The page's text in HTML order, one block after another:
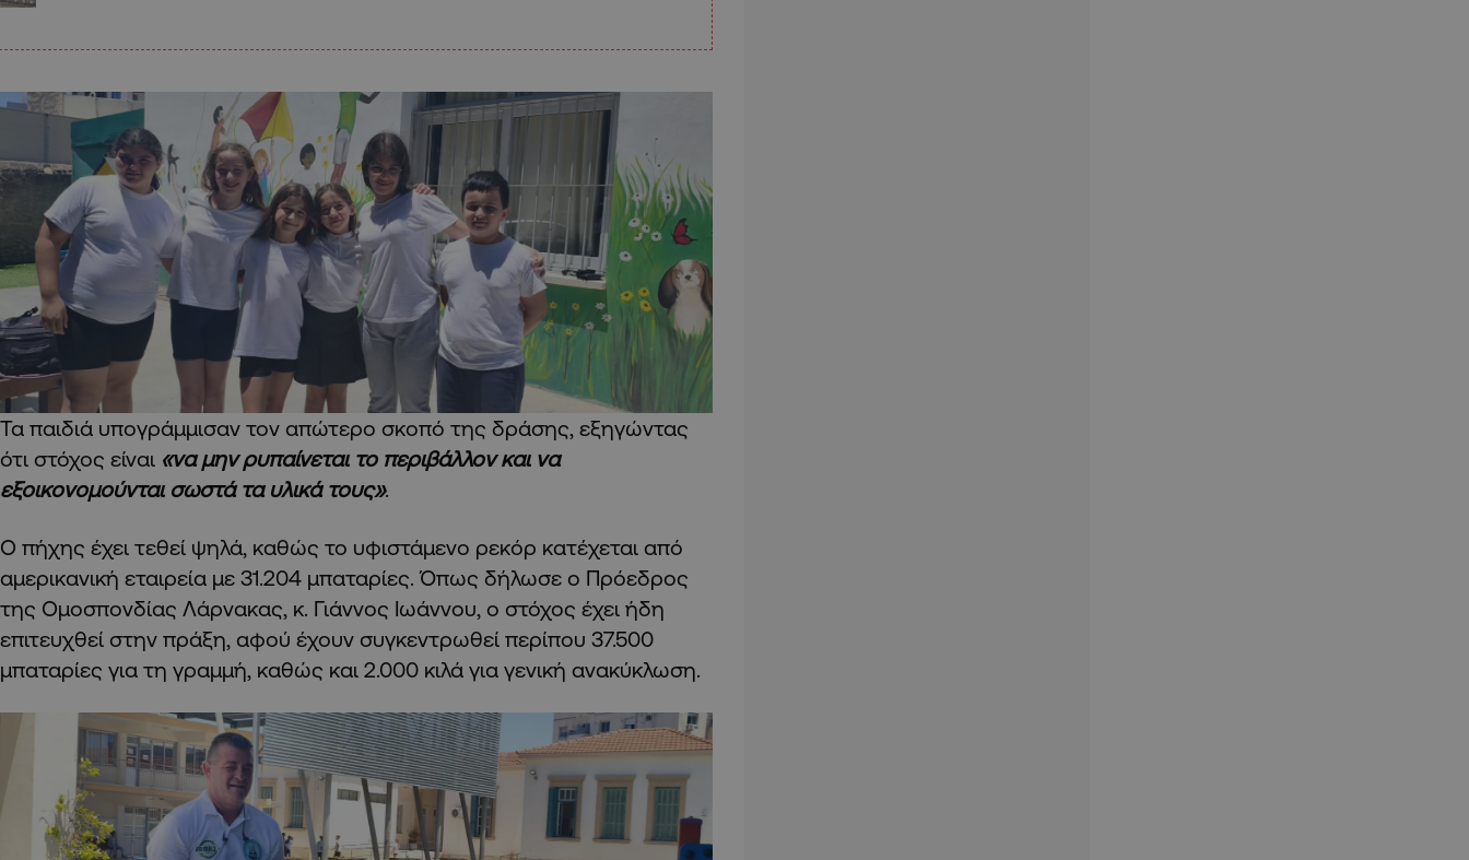
Τα παιδιά υπογράμμισαν τον απώτερο σκοπό της δράσης, εξηγώντας
ότι στόχος είναι «να μην ρυπαίνεται το περιβάλλον και να
εξοικονομούνται σωστά τα υλικά τους».
Ο πήχης έχει τεθεί ψηλά, καθώς το υφιστάμενο ρεκόρ κατέχεται από
αμερικανική εταιρεία με 31.204 μπαταρίες. Όπως δήλωσε ο Πρόεδρος
της Ομοσπονδίας Λάρνακας, κ. Γιάννος Ιωάννου, ο στόχος έχει ήδη
επιτευχθεί στην πράξη, αφού έχουν συγκεντρωθεί περίπου 37.500
μπαταρίες για τη γραμμή, καθώς και 2.000 κιλά για γενική ανακύκλωση.